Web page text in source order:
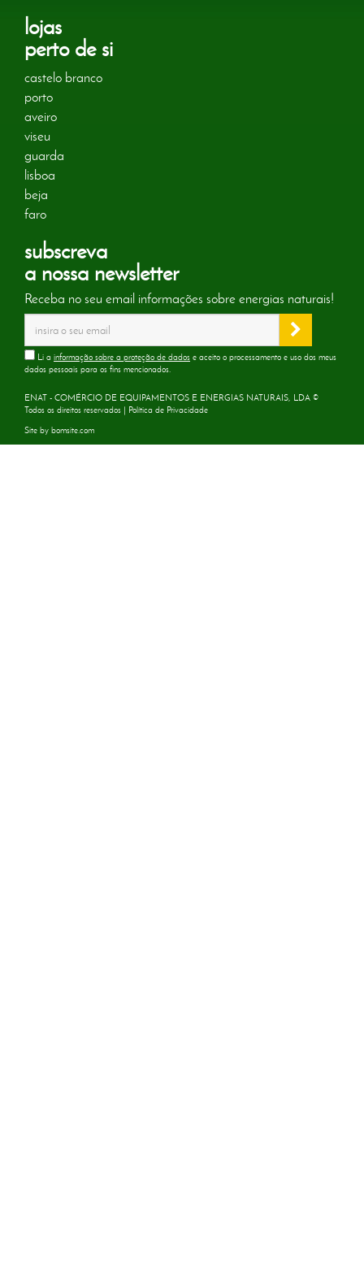
lojas
perto de si
castelo branco
porto
aveiro
viseu
guarda
lisboa
beja
faro
subscreva
a nossa newsletter
Receba no seu email informações sobre energias naturais!
Li a informação sobre a proteção de dados e aceito o processamento e uso dos meus
dados pessoais para os fins mencionados.
ENAT - COMÉRCIO DE EQUIPAMENTOS E ENERGIAS NATURAIS, LDA ©
Todos os direitos reservados | Política de Privacidade
Site by bomsite.com